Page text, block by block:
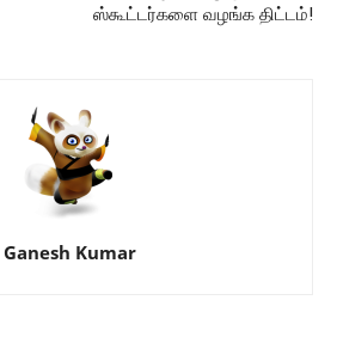
ஸ்கூட்டர்களை வழங்க திட்டம்!
Ganesh Kumar